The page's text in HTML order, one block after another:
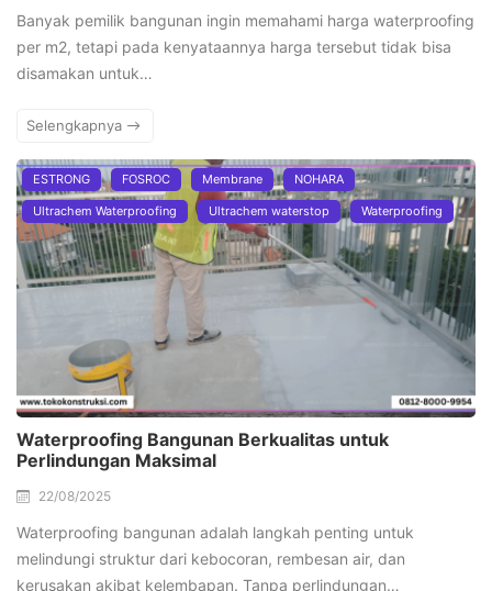
Banyak pemilik bangunan ingin memahami harga waterproofing
per m2, tetapi pada kenyataannya harga tersebut tidak bisa
disamakan untuk…
Selengkapnya
ESTRONG FOSROC Membrane NOHARA
Ultrachem Waterproofing Ultrachem waterstop Waterproofing
Waterproofing Bangunan Berkualitas untuk
Perlindungan Maksimal
22/08/2025
Waterproofing bangunan adalah langkah penting untuk
melindungi struktur dari kebocoran, rembesan air, dan
kerusakan akibat kelembapan. Tanpa perlindungan…